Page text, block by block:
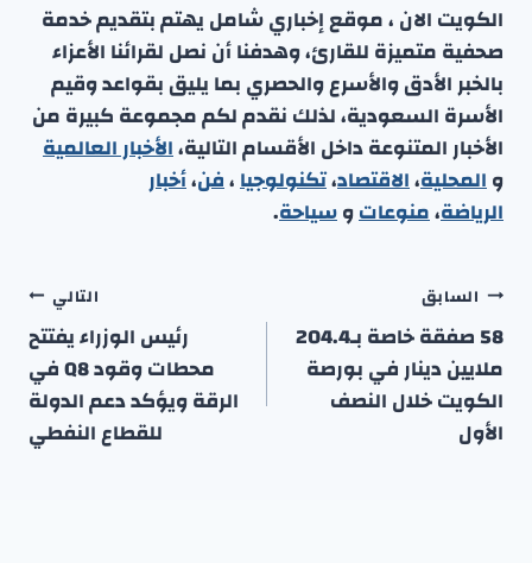
الكويت الان ، موقع إخباري شامل يهتم بتقديم خدمة
صحفية متميزة للقارئ، وهدفنا أن نصل لقرائنا الأعزاء
بالخبر الأدق والأسرع والحصري بما يليق بقواعد وقيم
الأسرة السعودية، لذلك نقدم لكم مجموعة كبيرة من
الأخبار المتنوعة داخل الأقسام التالية،الأخبار العالمية
والمحلية،الاقتصاد،تكنولوجيا،فن،أخبار
الرياضة،منوعاتوسياحة.
تصفّح
المقالات
السابق
58 صفقة خاصة بـ204.4
ملايين دينار في بورصة
الكويت خلال النصف
الأول
التالي
رئيس الوزراء يفتتح
محطات وقود Q8 في
الرقة ويؤكد دعم الدولة
للقطاع النفطي